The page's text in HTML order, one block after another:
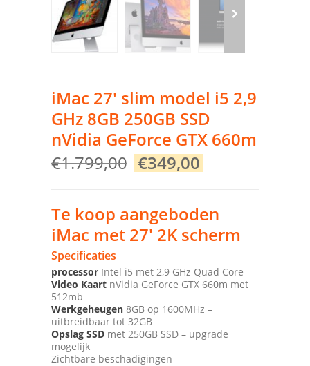
iMac 27′ slim model i5 2,9
GHz 8GB 250GB SSD
nVidia GeForce GTX 660m
€1.799,00 Original
price
€1.799,00.
€349,00Current
price
€349,00.
Te koop aangeboden
iMac met 27′ 2K scherm
Specificaties
processor Intel i5 met 2,9 GHz Quad Core
Video Kaart nVidia GeForce GTX 660m met
512mb
Werkgeheugen 8GB op 1600MHz –
uitbreidbaar tot 32GB
Opslag SSD met 250GB SSD – upgrade
mogelijk
Zichtbare beschadigingen